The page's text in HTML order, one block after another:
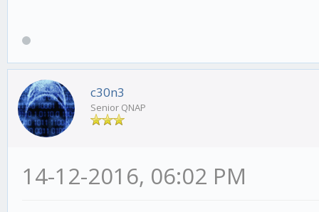
c30n3
Senior QNAP
14-12-2016, 06:02 PM